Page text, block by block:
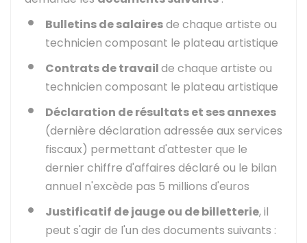
Bulletins de salairesde chaque artiste ou
technicien composant le plateau artistique
Contrats de travailde chaque artiste ou
technicien composant le plateau artistique
Déclaration de résultats et ses annexes
(dernière déclaration adressée aux services
fiscaux) permettant d'attester que le
dernier chiffre d'affaires déclaré ou le bilan
annuel n'excède pas 5 millions d'euros
Justificatif de jauge ou de billetterie, il
peut s'agir de l'un des documents suivants :